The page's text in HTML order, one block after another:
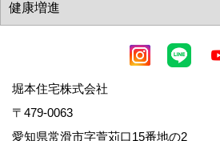
堀本住宅株式会社
〒479-0063
愛知県常滑市字萱苅口15番地の2